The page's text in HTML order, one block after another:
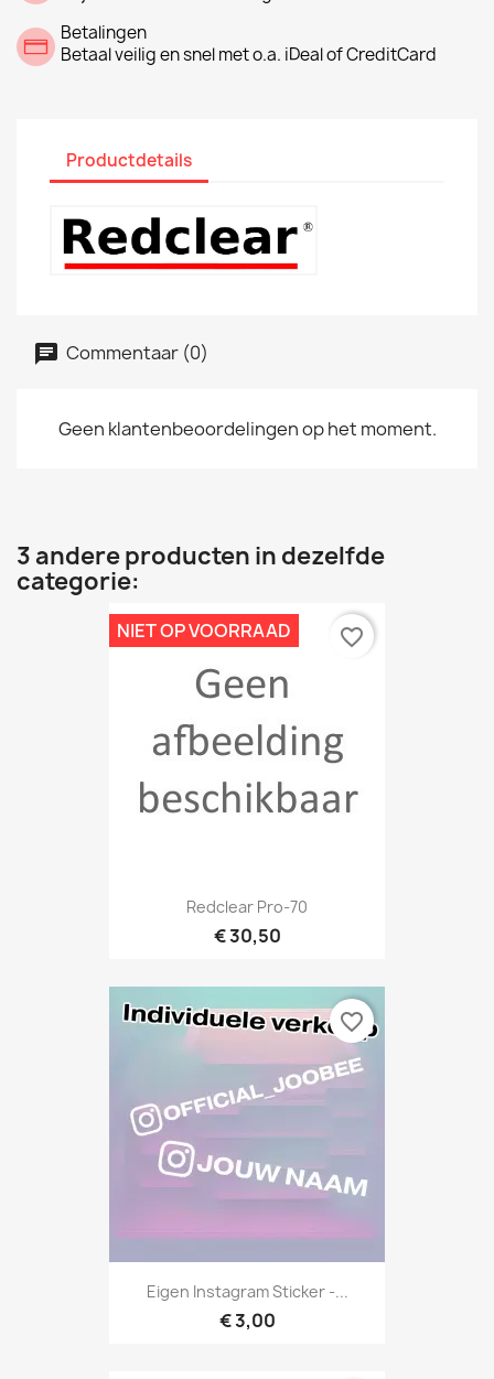
Betalingen
Betaal veilig en snel met o.a. iDeal of CreditCard
Productdetails
Commentaar (0)
Geen klantenbeoordelingen op het moment.
3 andere producten in dezelfde
categorie:
Redclear Pro-70
€ 30,50
NIET OP VOORRAAD favorite_border
Eigen Instagram Sticker -...
€ 3,00
favorite_border